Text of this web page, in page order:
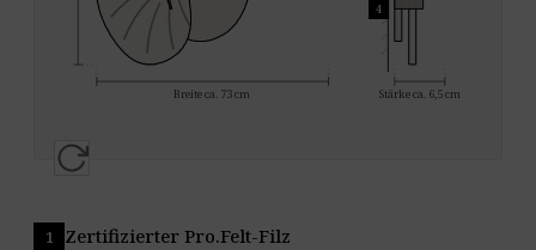
Breite ca. 73 cm Stärke ca. 6,5 cm
4
Zertifizierter Pro.Felt-Filz